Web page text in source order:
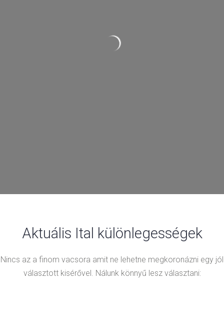
Aktuális Ital különlegességek
Nincs az a finom vacsora amit ne lehetne megkoronázni egy jól
választott kisérővel. Nálunk könnyű lesz választani: